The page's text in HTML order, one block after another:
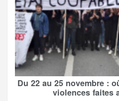
Du 22 au 25 novembre :
violences faites